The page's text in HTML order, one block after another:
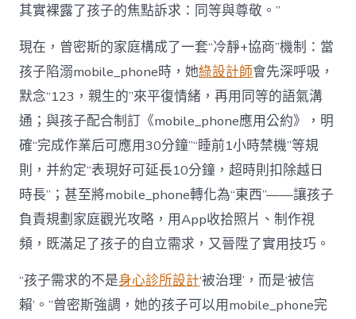
其實裸露了孩子的焦點訴求：同等與尊敬。”
現在，曾密斯的家庭構成了一套“冷靜+協商”機制：當
孩子陷溺mobile_phone時，她綠設計師會先深呼吸，
默念“123，親生的”來平復情緒，再用同等的語氣溝
通；與孩子配合制訂《mobile_phone應用公約》，明
確“完成作業后可應用30分鐘”“睡前1小時禁機”等規
則，并約定“表現好可延長10分鐘，超時則扣除越日
時長”；甚至將mobile_phone轉化為“東西”——讓孩子
負責規劃家庭觀光攻略，用App收拾照片、制作視
頻，既滿足了孩子的自立需求，又晉陞了實用技巧。
“孩子需求的不是身心診所設計‘被治理’，而是‘被信
賴’。”曾密斯強調，她的孩子可以用mobile_phone完